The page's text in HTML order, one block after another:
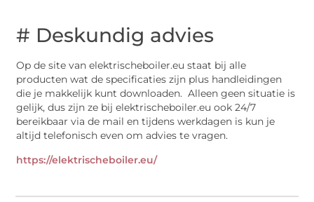
# Deskundig advies
Op de site van elektrischeboiler.eu staat bij alle
producten wat de specificaties zijn plus handleidingen
die je makkelijk kunt downloaden. Alleen geen situatie is
gelijk, dus zijn ze bij elektrischeboiler.eu ook 24/7
bereikbaar via de mail en tijdens werkdagen is kun je
altijd telefonisch even om advies te vragen.
https://elektrischeboiler.eu/